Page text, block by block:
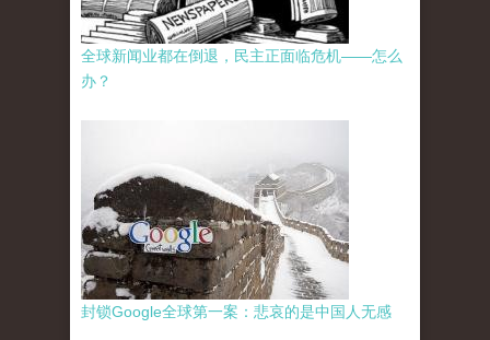
全球新闻业都在倒退，民主正面临危机——怎么
办？
封锁Google全球第一案：悲哀的是中国人无感